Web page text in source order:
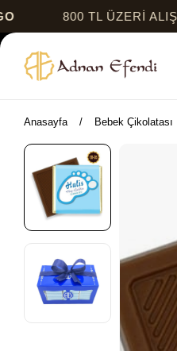
800 TL ÜZERİ
Anasayfa Bebek Çikolatası